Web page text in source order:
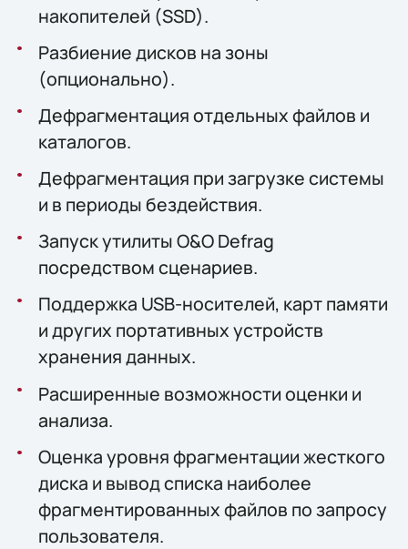
накопителей (SSD).
Разбиение дисков на зоны
(опционально).
Дефрагментация отдельных файлов и
каталогов.
Дефрагментация при загрузке системы
и в периоды бездействия.
Запуск утилиты O&O Defrag
посредством сценариев.
Поддержка USB-носителей, карт памяти
и других портативных устройств
хранения данных.
Расширенные возможности оценки и
анализа.
Оценка уровня фрагментации жесткого
диска и вывод списка наиболее
фрагментированных файлов по запросу
пользователя.